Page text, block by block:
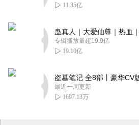
11.35亿
专辑播放量超19.9亿
19.10亿
最近一周更新
1697.13万